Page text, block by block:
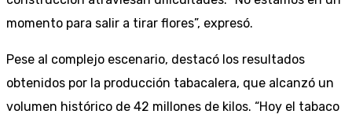
momento para salir a tirar flores”, expresó.
Pese al complejo escenario, destacó los resultados
obtenidos por la producción tabacalera, que alcanzó un
volumen histórico de 42 millones de kilos. “Hoy el tabaco